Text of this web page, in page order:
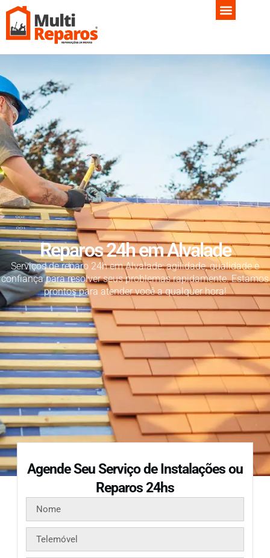
Reparos 24h em Alvalade
Serviços de reparo 24h em Alvalade: agilidade, qualidade e
confiança para resolver seus problemas rapidamente. Estamos
prontos para atender você a qualquer hora!
Agende Seu Serviço de Instalações ou
Reparos 24hs